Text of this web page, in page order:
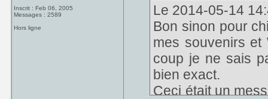
Inscrit : Feb 06, 2005
Messages : 2589
Hors ligne
Le 2014-05-14
Bon sinon pour
mes souvenirs et
coup je ne sais
bien exact.
Ceci était un